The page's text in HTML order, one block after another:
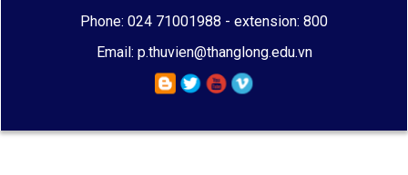
Phone: 024 71001988 - extension: 800
Email: p.thuvien@thanglong.edu.vn